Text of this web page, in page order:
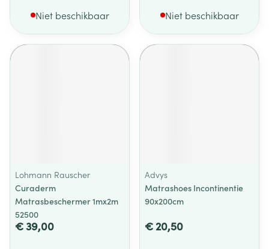
Niet beschikbaar Niet beschikbaar
Lohmann Rauscher
Curaderm
Matrasbeschermer 1mx2m
52500
€ 39,00
Advys
Matrashoes Incontinentie
90x200cm
€ 20,50